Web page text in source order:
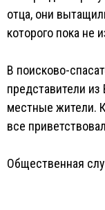
отца, они
которого пока не
В поисково-
представители
местные жители.
все
Общественная